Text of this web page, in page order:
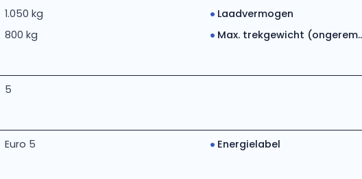
1.050 kg Laadvermogen
800 kg Max. trekgewicht
5
Euro 5 Energielabel